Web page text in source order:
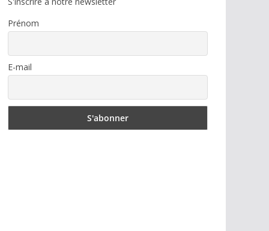
Prénom
E-mail